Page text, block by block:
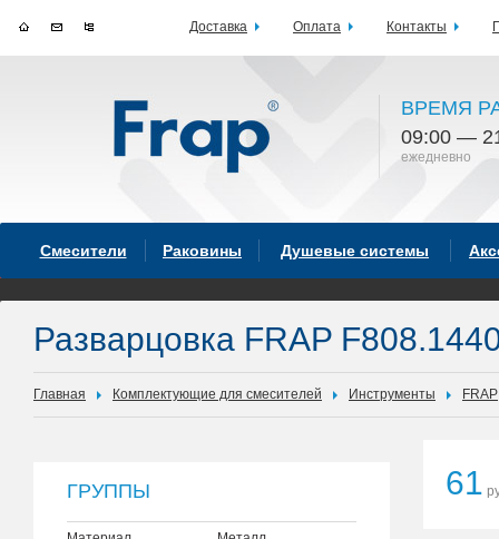
ВРЕМЯ
09:00 —
ежедневно
Смесители Раковины Душевые системы
Разварцовка FRAP
Главная Комплектующие для смесителей Инструменты FRAP
ГРУППЫ 61
Доставка Оплата Контакты